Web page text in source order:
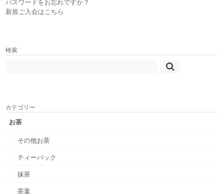
パスワードをお忘れですか？
新規ご入会はこちら
検索
カテゴリー
お茶
その他お茶
ティーバック
抹茶
茶葉